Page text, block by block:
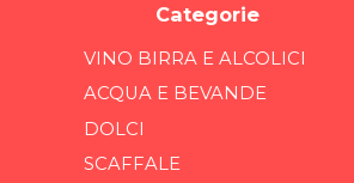
Categorie
VINO BIRRA E ALCOLICI
ACQUA E BEVANDE
DOLCI
SCAFFALE